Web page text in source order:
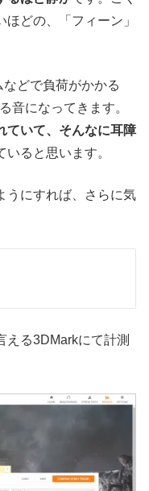
どの、「フィーン」
どで負荷がかかる
音になってきます。
ていて、そんなに耳障
いると思います。
うにすれば、さらに気
える3DMarkにて計測